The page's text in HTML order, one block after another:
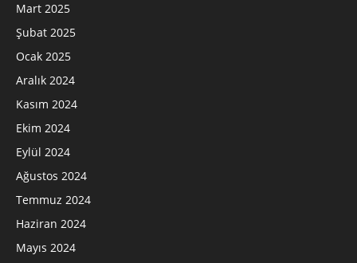
Mart 2025
Şubat 2025
Ocak 2025
Aralık 2024
Kasım 2024
Ekim 2024
Eylül 2024
Ağustos 2024
Temmuz 2024
Haziran 2024
Mayıs 2024